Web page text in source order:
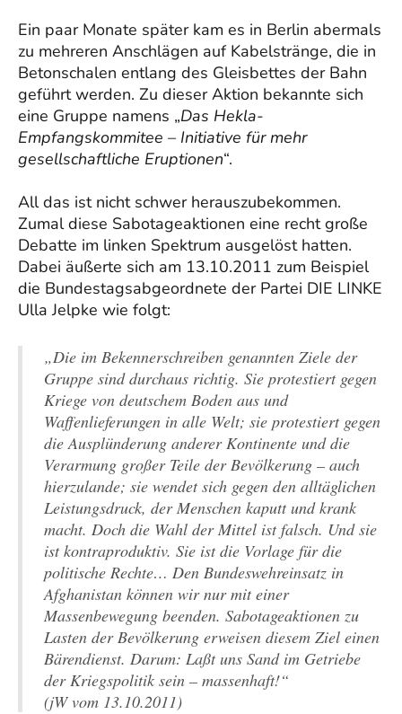
Ein paar Monate später kam es in Berlin abermals
zu mehreren Anschlägen auf Kabelstränge, die in
Betonschalen entlang des Gleisbettes der Bahn
geführt werden. Zu dieser Aktion bekannte sich
eine Gruppe namens „Das Hekla-
Empfangskommitee – Initiative für mehr
gesellschaftliche Eruptionen“.
All das ist nicht schwer herauszubekommen.
Zumal diese Sabotageaktionen eine recht große
Debatte im linken Spektrum ausgelöst hatten.
Dabei äußerte sich am 13.10.2011 zum Beispiel
die Bundestagsabgeordnete der Partei DIE LINKE
Ulla Jelpke wie folgt:
„Die im Bekennerschreiben genannten Ziele der
Gruppe sind durchaus richtig. Sie protestiert gegen
Kriege von deutschem Boden aus und
Waffenlieferungen in alle Welt; sie protestiert gegen
die Ausplünderung anderer Kontinente und die
Verarmung großer Teile der Bevölkerung – auch
hierzulande; sie wendet sich gegen den alltäglichen
Leistungsdruck, der Menschen kaputt und krank
macht. Doch die Wahl der Mittel ist falsch. Und sie
ist kontraproduktiv. Sie ist die Vorlage für die
politische Rechte… Den Bundeswehreinsatz in
Afghanistan können wir nur mit einer
Massenbewegung beenden. Sabotageaktionen zu
Lasten der Bevölkerung erweisen diesem Ziel einen
Bärendienst. Darum: Laßt uns Sand im Getriebe
der Kriegspolitik sein – massenhaft!“
(jW vom 13.10.2011)